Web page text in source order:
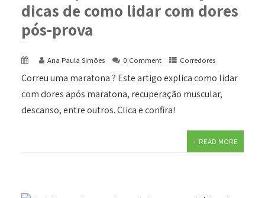
dicas de como lidar com dores
pós-prova
Ana Paula Simões 0 Comment Corredores
Correu uma maratona ? Este artigo explica como lidar
com dores após maratona, recuperação muscular,
descanso, entre outros. Clica e confira!
+ READ MORE